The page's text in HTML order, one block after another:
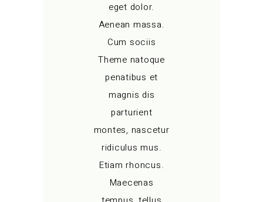
eget dolor.
Aenean massa.
Cum sociis
Theme natoque
penatibus et
magnis dis
parturient
montes, nascetur
ridiculus mus.
Etiam rhoncus.
Maecenas